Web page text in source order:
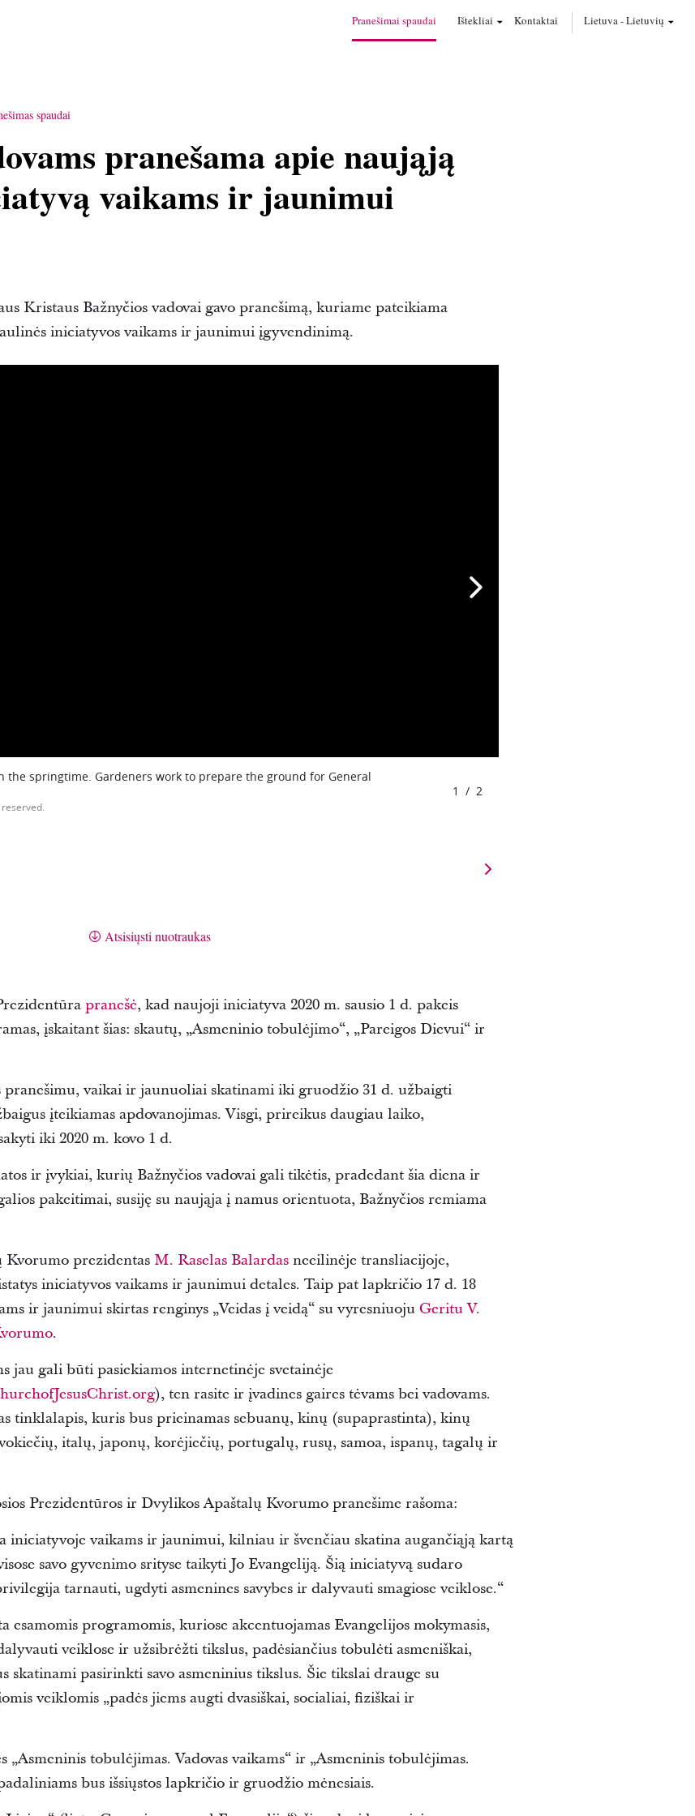
Pranešimai spaudai Ištekliai Kontaktai Lietuva-Lietuvių
spaudai
pranešama apie naująją
vaikams ir jaunimui
Kristaus Bažnyčios vadovai gavo pranešimą, kuriame pateikiama
iniciatyvos vaikams ir jaunimui įgyvendinimą.
the springtime. Gardeners work to prepare the ground for General
1 / 2
Atsisiųsti nuotraukas
pranešė, kad naujoji iniciatyva 2020 m. sausio 1 d. pakeis
įskaitant šias: skautų, „Asmeninio tobulėjimo“, „Pareigos Dievui“ ir
pranešimu, vaikai ir jaunuoliai skatinami iki gruodžio 31 d. užbaigti
įteikiamas apdovanojimas. Visgi, prireikus daugiau laiko,
iki 2020 m. kovo 1 d.
ir įvykiai, kurių Bažnyčios vadovai gali tikėtis, pradedant šia diena ir
pakeitimai, susiję su naująja į namus orientuota, Bažnyčios remiama
Kvorumo prezidentas M. Raselas Balardasneeilinėje transliacijoje,
iniciatyvos vaikams ir jaunimui detales. Taip pat lapkričio 17 d. 18
ir jaunimui skirtas renginys „Veidas į veidą“ su vyresniuoju Geritu V.
.
jau gali būti pasiekiamos internetinėje svetainėje
), ten rasite ir įvadines gaires tėvams bei vadovams.
tinklalapis, kuris bus prieinamas sebuanų, kinų (supaprastinta), kinų
italų, japonų, korėjiečių, portugalų, rusų, samoa, ispanų, tagalų ir
Prezidentūros ir Dvylikos Apaštalų Kvorumo pranešime rašoma:
iniciatyvoje vaikams ir jaunimui, kilniau ir švenčiau skatina augančiąją kartą
savo gyvenimo srityse taikyti Jo Evangeliją. Šią iniciatyvą sudaro
tarnauti, ugdyti asmenines savybes ir dalyvauti smagiose veiklose.“
programomis, kuriose akcentuojamas Evangelijos mokymasis,
veiklose ir užsibrėžti tikslus, padėsiančius tobulėti asmeniškai,
pasirinkti savo asmeninius tikslus. Šie tikslai drauge su
veiklomis „padės jiems augti dvasiškai, socialiai, fiziškai ir
„Asmeninis tobulėjimas. Vadovas vaikams“ ir „Asmeninis tobulėjimas.
bus išsiųstos lapkričio ir gruodžio mėnesiais.